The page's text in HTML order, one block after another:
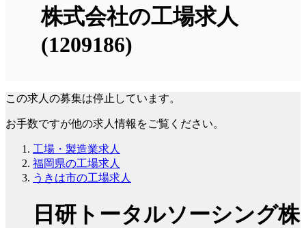
株式会社の工場求人
(1209186)
この求人の募集は停止しています。
お手数ですが他の求人情報をご覧ください。
工場・製造業求人
福岡県の工場求人
うきは市の工場求人
日研トータルソーシング株